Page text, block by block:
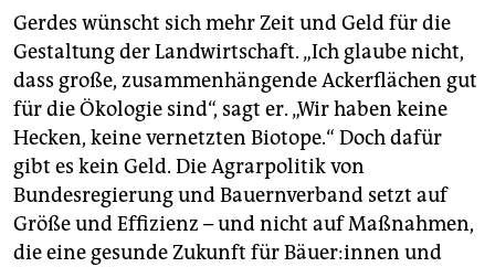
Gerdes wünscht sich mehr Zeit und Geld für die
Gestaltung der Landwirtschaft. „Ich glaube nicht,
dass große, zusammenhängende Ackerflächen gut
für die Ökologie sind“, sagt er. „Wir haben keine
Hecken, keine vernetzten Biotope.“ Doch dafür
gibt es kein Geld. Die Agrarpolitik von
Bundesregierung und Bauernverband setzt auf
Größe und Effizienz – und nicht auf Maßnahmen,
die eine gesunde Zukunft für Bäue­r:in­nen und